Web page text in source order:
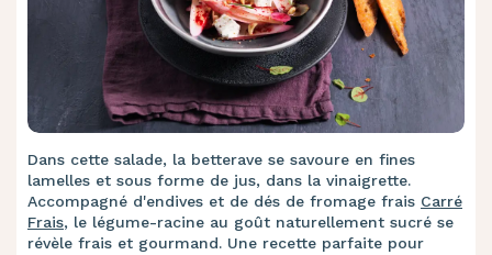
Dans cette salade, la betterave se savoure en fines
lamelles et sous forme de jus, dans la vinaigrette.
Accompagné d'endives et de dés de fromage frais Carré
Frais, le légume-racine au goût naturellement sucré se
révèle frais et gourmand. Une recette parfaite pour